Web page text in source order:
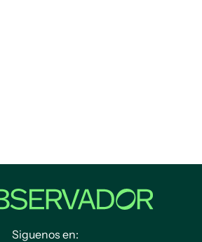
Siguenos en: